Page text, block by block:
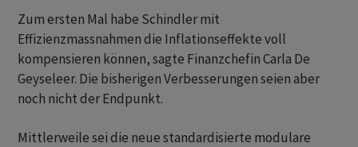
Zum ersten Mal habe Schindler mit
Effizienzmassnahmen die Inflationseffekte voll
kompensieren können, sagte Finanzchefin Carla De
Geyseleer. Die bisherigen Verbesserungen seien aber
noch nicht der Endpunkt.
Mittlerweile sei die neue standardisierte modulare